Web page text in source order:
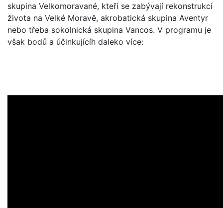
skupina Velkomoravané, kteří se zabývají rekonstrukcí
života na Velké Moravě, akrobatická skupina Aventyr
nebo třeba sokolnická skupina Vancos. V programu je
však bodů a účinkujícíh daleko více: